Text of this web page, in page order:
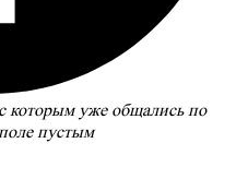
которым уже общались по
пустым